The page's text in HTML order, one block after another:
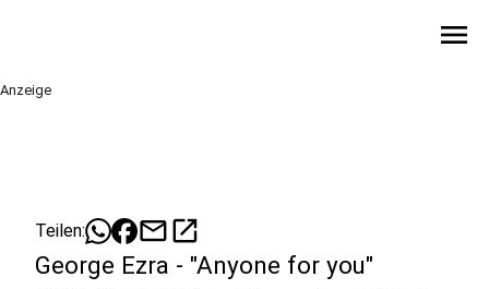
menu
Anzeige
Teilen: mailopen_in_new
George Ezra - "Anyone for you"